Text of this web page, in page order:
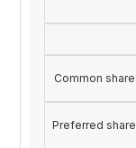
Common share
Preferred share